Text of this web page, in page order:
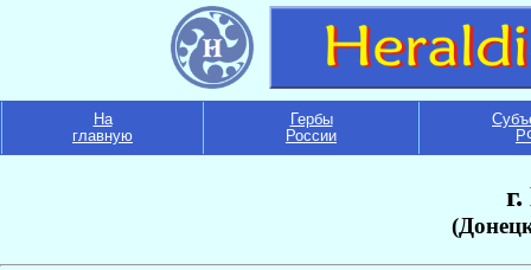
На
главную
Гербы
России